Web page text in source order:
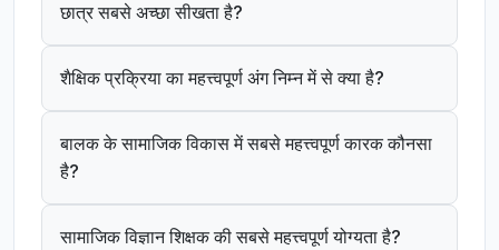
छात्र सबसे अच्छा सीखता है?
शैक्षिक प्रक्रिया का महत्त्वपूर्ण अंग निम्न में से क्या है?
बालक के सामाजिक विकास में सबसे महत्त्वपूर्ण कारक कौनसा
है?
सामाजिक विज्ञान शिक्षक की सबसे महत्त्वपूर्ण योग्यता है?